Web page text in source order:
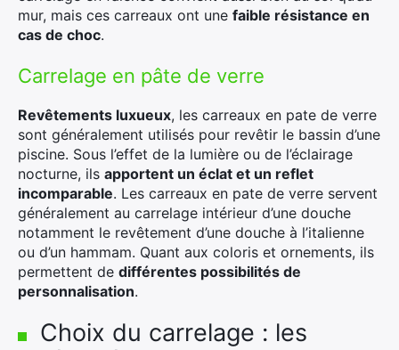
mur, mais ces carreaux ont une faible résistance en
cas de choc.
Carrelage en pâte de verre
Revêtements luxueux, les carreaux en pate de verre
sont généralement utilisés pour revêtir le bassin d’une
piscine. Sous l’effet de la lumière ou de l’éclairage
nocturne, ils apportent un éclat et un reflet
incomparable. Les carreaux en pate de verre servent
généralement au carrelage intérieur d’une douche
notamment le revêtement d’une douche à l’italienne
ou d’un hammam. Quant aux coloris et ornements, ils
permettent de différentes possibilités de
personnalisation.
Choix du carrelage : les